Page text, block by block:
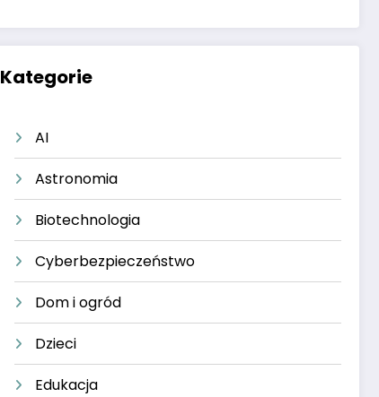
Kategorie
AI
Astronomia
Biotechnologia
Cyberbezpieczeństwo
Dom i ogród
Dzieci
Edukacja